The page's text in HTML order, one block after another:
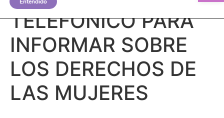
TELEFÓNICO PARA
INFORMAR SOBRE
LOS DERECHOS DE
LAS MUJERES